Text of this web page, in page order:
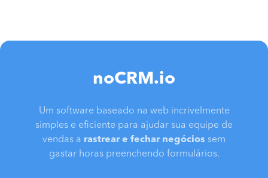
noCRM.io
Um software baseado na web incrivelmente
simples e eficiente para ajudar sua equipe de
vendas a rastrear e fechar negócios sem
gastar horas preenchendo formulários.